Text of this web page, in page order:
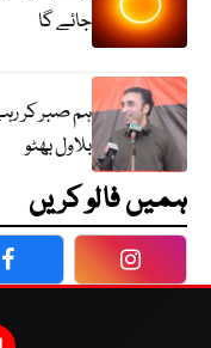
جائے گا
ہم صبر کر
بلاول بھٹو
ہمیں فالو کریں
Facebook